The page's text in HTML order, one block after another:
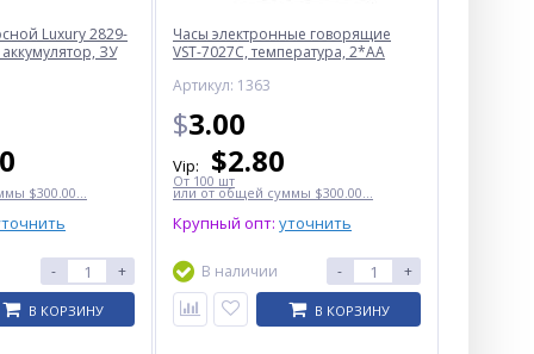
Luxury 2829-
аккумулятор, ЗУ
$300.00...
- +
В КОРЗИНУ
Часы электронные говорящие
VST-7027С, температура, 2*AA
Артикул: 1363
$3.00
Vip: $2.80
От 100 шт
или от общей суммы $300.00...
Крупный опт: уточнить
В наличии - +
В КОРЗИНУ